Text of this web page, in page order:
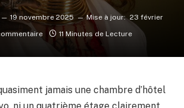
19 novembre 2025 Mise à jour: 23 février
11 Minutes de Lecture
jamais une chambre d’hôtel